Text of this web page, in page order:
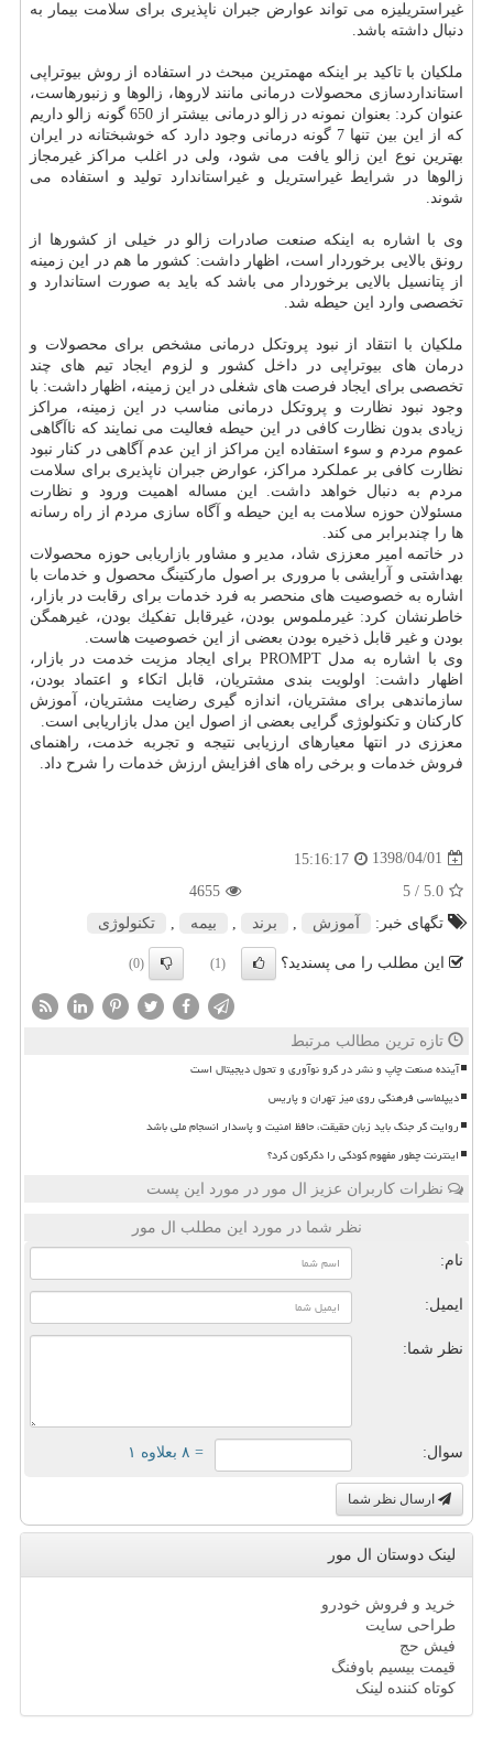
غیراستریلیزه می تواند عوارض جبران ناپذیری برای سلامت بیمار به
دنبال داشته باشد.
ملكیان با تاكید بر اینكه مهمترین مبحث در استفاده از روش بیوتراپی
استانداردسازی محصولات درمانی مانند لاروها، زالوها و زنبورهاست،
عنوان كرد: بعنوان نمونه در زالو درمانی بیشتر از 650 گونه زالو داریم
كه از این بین تنها 7 گونه درمانی وجود دارد كه خوشبختانه در ایران
بهترین نوع این زالو یافت می شود، ولی در اغلب مراكز غیرمجاز
زالوها در شرایط غیراستریل و غیراستاندارد تولید و استفاده می
شوند.
وی با اشاره به اینكه صنعت صادرات زالو در خیلی از كشورها از
رونق بالایی برخوردار است، اظهار داشت: كشور ما هم در این زمینه
از پتانسیل بالایی برخوردار می باشد كه باید به صورت استاندارد و
تخصصی وارد این حیطه شد.
ملكیان با انتقاد از نبود پروتكل درمانی مشخص برای محصولات و
درمان های بیوتراپی در داخل كشور و لزوم ایجاد تیم های چند
تخصصی برای ایجاد فرصت های شغلی در این زمینه، اظهار داشت: با
وجود نبود نظارت و پروتكل درمانی مناسب در این زمینه، مراكز
زیادی بدون نظارت كافی در این حیطه فعالیت می نمایند كه ناآگاهی
عموم مردم و سوء استفاده این مراكز از این عدم آگاهی در كنار نبود
نظارت كافی بر عملكرد مراكز، عوارض جبران ناپذیری برای سلامت
مردم به دنبال خواهد داشت. این مساله اهمیت ورود و نظارت
مسئولان حوزه سلامت به این حیطه و آگاه سازی مردم از راه رسانه
ها را چندبرابر می كند.
در خاتمه امیر معززی شاد، مدیر و مشاور بازاریابی حوزه محصولات
بهداشتی و آرایشی با مروری بر اصول ماركتینگ محصول و خدمات با
اشاره به خصوصیت های منحصر به فرد خدمات برای رقابت در بازار،
خاطرنشان كرد: غیرملموس بودن، غیرقابل تفكیك بودن، غیرهمگن
بودن و غیر قابل ذخیره بودن بعضی از این خصوصیت هاست.
وی با اشاره به مدل PROMPT برای ایجاد مزیت خدمت در بازار،
اظهار داشت: اولویت بندی مشتریان، قابل اتكاء و اعتماد بودن،
سازماندهی برای مشتریان، اندازه گیری رضایت مشتریان، آموزش
كاركنان و تكنولوژی گرایی بعضی از اصول این مدل بازاریابی است.
معززی در انتها معیارهای ارزیابی نتیجه و تجربه خدمت، راهنمای
فروش خدمات و برخی راه های افزایش ارزش خدمات را شرح داد.
1398/04/01
15:16:17
5.0
/ 5
4655
تگهای خبر:
آموزش برند بیمه تكنولوژی
این مطلب را می پسندید؟ (1)
(0)
تازه ترین مطالب مرتبط
آینده صنعت چاپ و نشر در گرو نوآوری و تحول دیجیتال است
دیپلماسی فرهنگی روی میز تهران و پاریس
روایت گر جنگ باید زبان حقیقت، حافظ امنیت و پاسدار انسجام ملی باشد
اینترنت چطور مفهوم کودکی را دگرگون کرد؟
نظرات کاربران عزیز ال مور در مورد این پست
نظر شما در مورد این مطلب ال مور
نام:
ایمیل:
نظر شما:
سوال: = ۸ بعلاوه ۱
ارسال نظر شما
لینک دوستان ال مور
خرید و فروش خودرو
طراحی سایت
فیش حج
قیمت بیسیم باوفنگ
کوتاه کننده لینک